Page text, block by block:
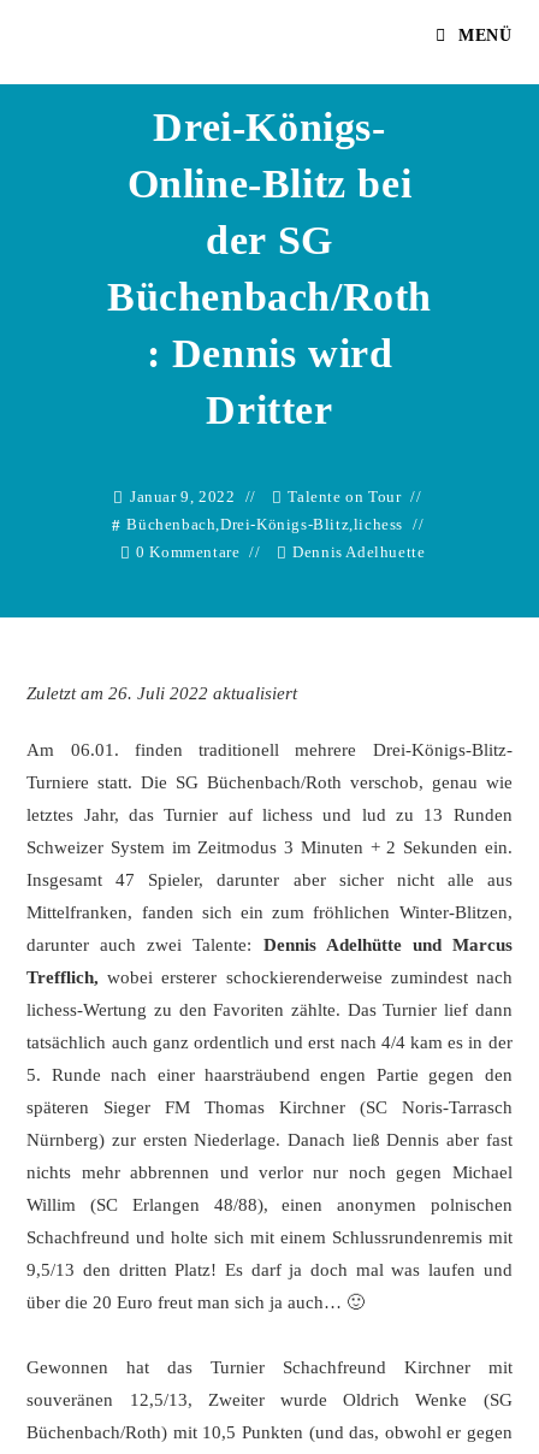
MENÜ
Drei-Königs-
Online-Blitz bei
der SG
Büchenbach/Roth
: Dennis wird
Dritter
Januar 9, 2022
Talente on Tour
Büchenbach,Drei-Königs-Blitz,lichess
0 Kommentare
Dennis Adelhuette
Zuletzt am 26. Juli 2022 aktualisiert
Am 06.01. finden traditionell mehrere Drei-Königs-Blitz-
Turniere statt. Die SG Büchenbach/Roth verschob, genau wie
letztes Jahr, das Turnier auf lichess und lud zu 13 Runden
Schweizer System im Zeitmodus 3 Minuten + 2 Sekunden ein.
Insgesamt 47 Spieler, darunter aber sicher nicht alle aus
Mittelfranken, fanden sich ein zum fröhlichen Winter-Blitzen,
darunter auch zwei Talente: Dennis Adelhütte und Marcus
Trefflich, wobei ersterer schockierenderweise zumindest nach
lichess-Wertung zu den Favoriten zählte. Das Turnier lief dann
tatsächlich auch ganz ordentlich und erst nach 4/4 kam es in der
5. Runde nach einer haarsträubend engen Partie gegen den
späteren Sieger FM Thomas Kirchner (SC Noris-Tarrasch
Nürnberg) zur ersten Niederlage. Danach ließ Dennis aber fast
nichts mehr abbrennen und verlor nur noch gegen Michael
Willim (SC Erlangen 48/88), einen anonymen polnischen
Schachfreund und holte sich mit einem Schlussrundenremis mit
9,5/13 den dritten Platz! Es darf ja doch mal was laufen und
über die 20 Euro freut man sich ja auch… 🙂
Gewonnen hat das Turnier Schachfreund Kirchner mit
souveränen 12,5/13, Zweiter wurde Oldrich Wenke (SG
Büchenbach/Roth) mit 10,5 Punkten (und das, obwohl er gegen